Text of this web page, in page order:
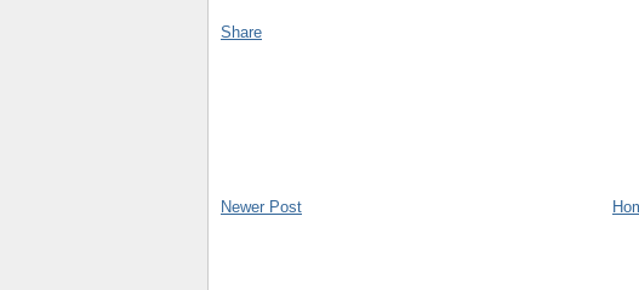
Share
Newer Post